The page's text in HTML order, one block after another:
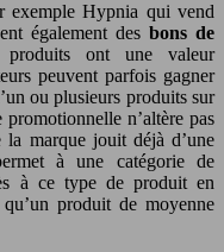
exemple Hypnia qui vend
également desbons de
ont une valeur
peuvent parfois gagner
ou plusieurs produits sur
n’altère pas
marque jouit déjà d’une
à une catégorie de
à ce type de produit en
produit de moyenne